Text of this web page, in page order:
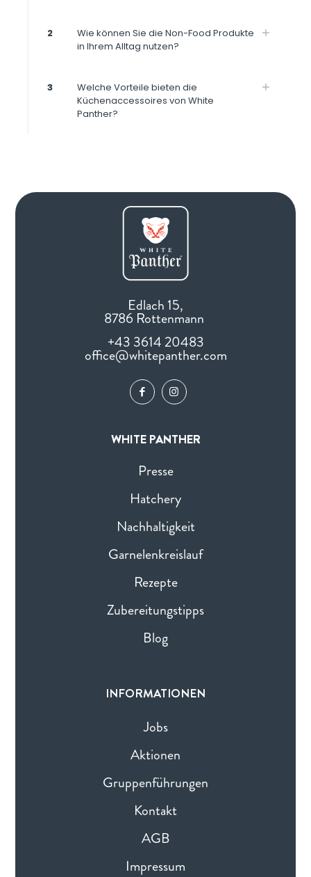
2
Wie können Sie die Non-Food Produkte
in Ihrem Alltag nutzen?
3
Welche Vorteile bieten die
Küchenaccessoires von White
Panther?
Edlach 15,
8786 Rottenmann
+43 3614 20483
office@whitepanther.com
WHITE PANTHER
Presse
Hatchery
Nachhaltigkeit
Garnelenkreislauf
Rezepte
Zubereitungstipps
Blog
INFORMATIONEN
Jobs
Aktionen
Gruppenführungen
Kontakt
AGB
Impressum